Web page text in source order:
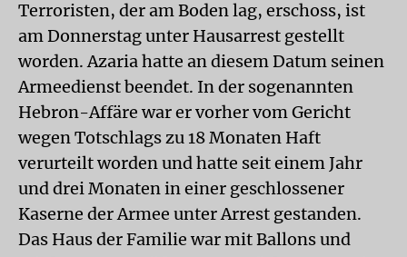
Terroristen, der am Boden lag, erschoss, ist
am Donnerstag unter Hausarrest gestellt
worden. Azaria hatte an diesem Datum seinen
Armeedienst beendet. In der sogenannten
Hebron-Affäre war er vorher vom Gericht
wegen Totschlags zu 18 Monaten Haft
verurteilt worden und hatte seit einem Jahr
und drei Monaten in einer geschlossener
Kaserne der Armee unter Arrest gestanden.
Das Haus der Familie war mit Ballons und